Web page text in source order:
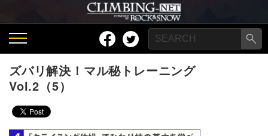
ズバリ解決！マル秘トレーニング
Vol.2（5）